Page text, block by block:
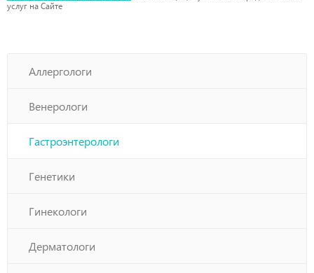
услуг на Сайте
Аллергологи
Венерологи
Гастроэнтерологи
Генетики
Гинекологи
Дерматологи